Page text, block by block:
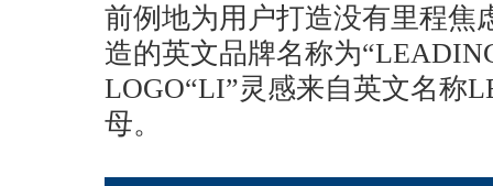
前例地为用户打造没有里程焦
造的英文品牌名称为
LOGO“LI”灵感来自英文名称
母。